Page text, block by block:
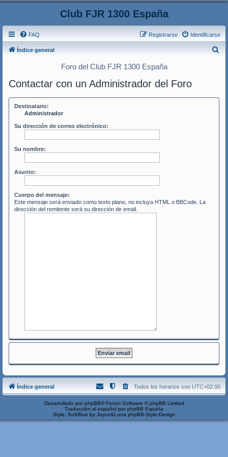
Club FJR 1300 España
FAQ Identificarse
Registrarse
Índice general
Foro del Club FJR 1300 España
Contactar con un Administrador del Foro
Destinatario:
Administrador
Su dirección de correo electrónico:
Su nombre:
Asunto:
Cuerpo del mensaje:
Este mensaje será enviado como texto plano, no incluya HTML o BBCode. La
dirección del remitente será su dirección de email.
Índice general Todos los horarios son UTC+02:00
Desarrollado por phpBB® Forum Software © phpBB Limited
Traducción al español por phpBB España
Style: SoftBlue by Joyce&Luna phpBB-Style-Design